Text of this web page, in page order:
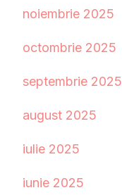
noiembrie 2025
octombrie 2025
septembrie 2025
august 2025
iulie 2025
iunie 2025